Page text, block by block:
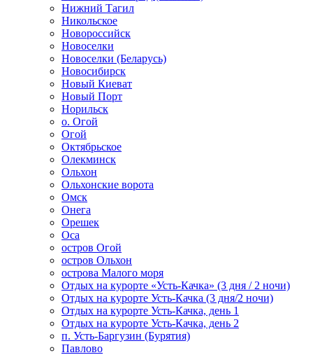
Нижний Тагил
Никольское
Новороссийск
Новоселки
Новоселки (Беларусь)
Новосибирск
Новый Киеват
Новый Порт
Норильск
о. Огой
Огой
Октябрьское
Олекминск
Ольхон
Ольхонские ворота
Омск
Онега
Орешек
Оса
остров Огой
остров Ольхон
острова Малого моря
Отдых на курорте «Усть-Качка» (3 дня / 2 ночи)
Отдых на курорте Усть-Качка (3 дня/2 ночи)
Отдых на курорте Усть-Качка, день 1
Отдых на курорте Усть-Качка, день 2
п. Усть-Баргузин (Бурятия)
Павлово